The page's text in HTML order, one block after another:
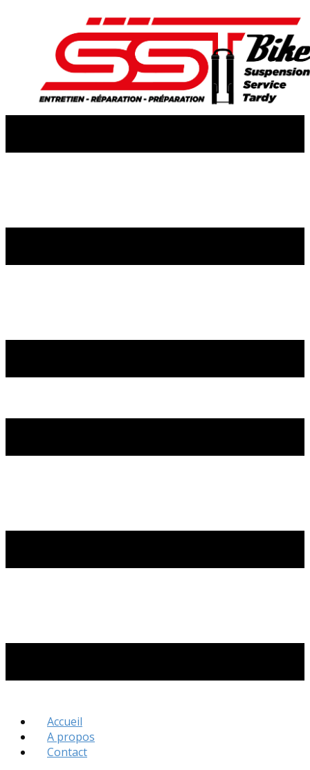
Accueil
A propos
Contact